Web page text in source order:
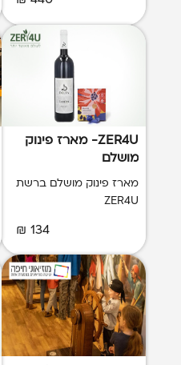
ZER4U- מארז פינוק
מושלם
מארז פינוק מושלם ברשת
ZER4U
134 ₪